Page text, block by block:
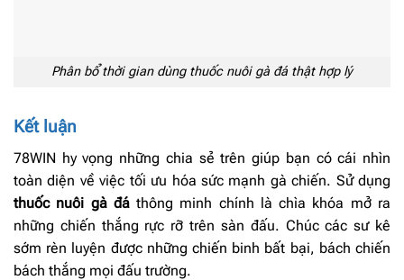
Phân bổ thời gian dùng thuốc nuôi gà đá thật hợp lý
Kết luận
78WIN hy vọng những chia sẻ trên giúp bạn có cái nhìn
toàn diện về việc tối ưu hóa sức mạnh gà chiến. Sử dụng
thuốc nuôi gà đáthông minh chính là chìa khóa mở ra
những chiến thắng rực rỡ trên sàn đấu. Chúc các sư kê
sớm rèn luyện được những chiến binh bất bại, bách chiến
bách thắng mọi đấu trường.